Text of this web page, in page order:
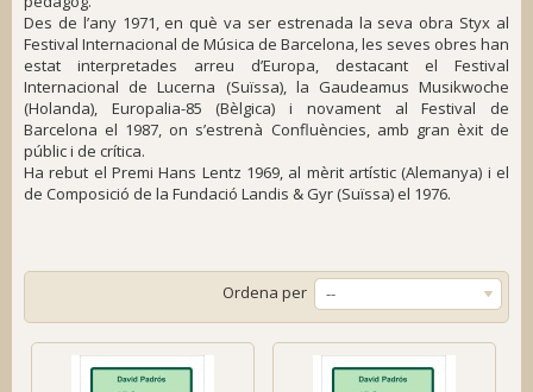
Des de l’any 1971, en què va ser estrenada la seva obra Styx al
Festival Internacional de Música de Barcelona, les seves obres han
estat interpretades arreu d’Europa, destacant el Festival
Internacional de Lucerna (Suïssa), la Gaudeamus Musikwoche
(Holanda), Europalia-85 (Bèlgica) i novament al Festival de
Barcelona el 1987, on s’estrenà Confluències, amb gran èxit de
públic i de crítica.
Ha rebut el Premi Hans Lentz 1969, al mèrit artístic (Alemanya) i el
de Composició de la Fundació Landis & Gyr (Suïssa) el 1976.
Ordena per --